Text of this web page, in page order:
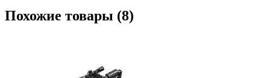
Похожие товары (8)